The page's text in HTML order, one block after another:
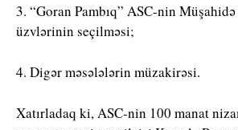
3. “Goran Pambıq” ASC-nin Müşahidə
üzvlərinin seçilməsi;
4. Digər məsələlərin müzakirəsi.
Xatırladaq ki, ASC-nin 100 manat